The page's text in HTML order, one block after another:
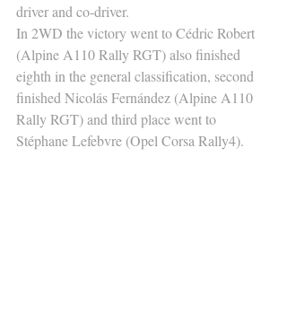
driver and co-driver.
In 2WD the victory went to Cédric Robert
(Alpine A110 Rally RGT) also finished
eighth in the general classification, second
finished Nicolás Fernández (Alpine A110
Rally RGT) and third place went to
Stéphane Lefebvre (Opel Corsa Rally4).